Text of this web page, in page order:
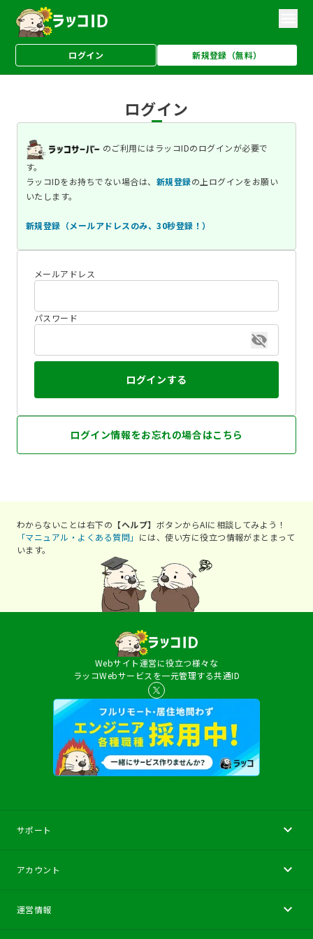
ログイン 新規登録（無料）
ログイン
のご利用にはラッコIDのログインが必要で
す。
ラッコIDをお持ちでない場合は、 新規登録の上ログインをお願い
いたします。
新規登録（メールアドレスのみ、30秒登録！）
メールアドレス
パスワード
ログインする
ログイン情報をお忘れの場合はこちら
わからないことは右下の 【ヘルプ】 ボタンからAIに相談してみよう！
「マニュアル・よくある質問」 には、使い方に役立つ情報がまとまって
います。
Webサイト運営に役立つ様々な
ラッコWebサービスを一元管理する共通ID
サポート
アカウント
運営情報